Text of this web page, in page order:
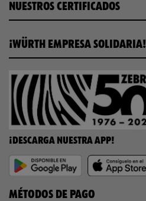
NUESTROS CERTIFICADOS
¡WÜRTH EMPRESA SOLIDARIA!
¡DESCARGA NUESTRA APP!
MÉTODOS DE PAGO